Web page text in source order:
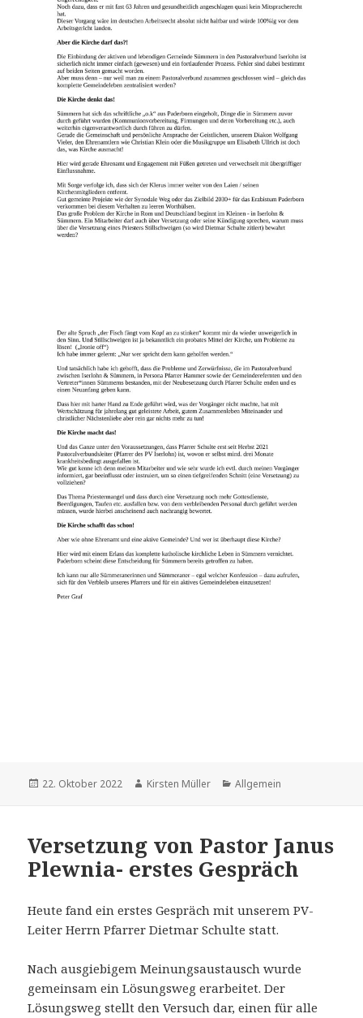
Veröffentlicht
22. Oktober 2022 Autor
Kirsten Müller Kategorien
Allgemein
Versetzung von Pastor Janus
Plewnia- erstes Gespräch
Heute fand ein erstes Gespräch mit unserem PV-
Leiter Herrn Pfarrer Dietmar Schulte statt.
Nach ausgiebigem Meinungsaustausch wurde
gemeinsam ein Lösungsweg erarbeitet. Der
Lösungsweg stellt den Versuch dar, einen für alle